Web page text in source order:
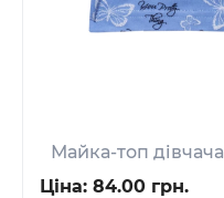
Майка-топ дівчача
Ціна: 84.00 грн.